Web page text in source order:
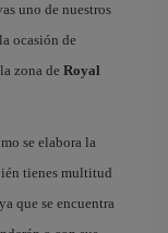
uno de nuestros
ocasión de
zona de Royal
se elabora la
tienes multitud
que se encuentra